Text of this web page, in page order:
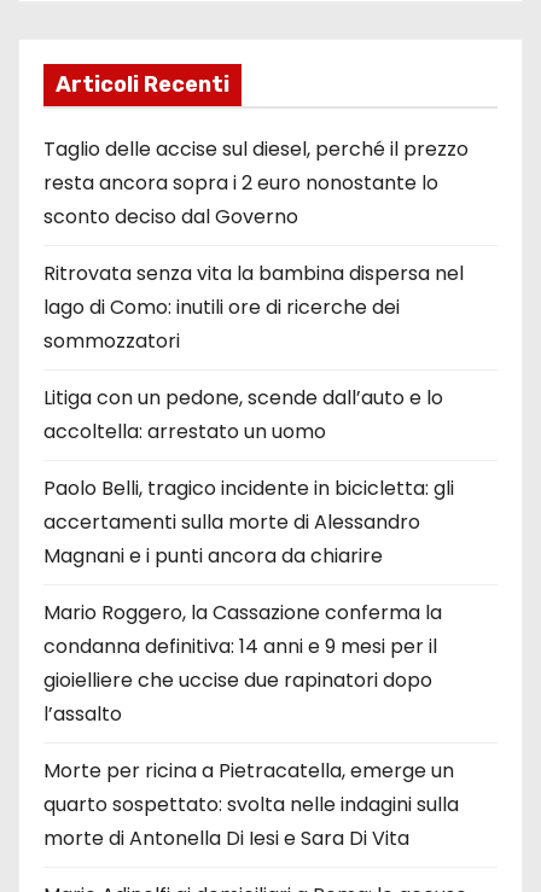
Articoli Recenti
Taglio delle accise sul diesel, perché il prezzo
resta ancora sopra i 2 euro nonostante lo
sconto deciso dal Governo
Ritrovata senza vita la bambina dispersa nel
lago di Como: inutili ore di ricerche dei
sommozzatori
Litiga con un pedone, scende dall’auto e lo
accoltella: arrestato un uomo
Paolo Belli, tragico incidente in bicicletta: gli
accertamenti sulla morte di Alessandro
Magnani e i punti ancora da chiarire
Mario Roggero, la Cassazione conferma la
condanna definitiva: 14 anni e 9 mesi per il
gioielliere che uccise due rapinatori dopo
l’assalto
Morte per ricina a Pietracatella, emerge un
quarto sospettato: svolta nelle indagini sulla
morte di Antonella Di Iesi e Sara Di Vita